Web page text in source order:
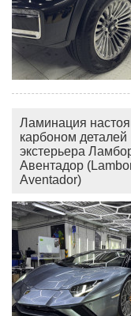
Ламинация
карбоном деталей
экстерьера
Авентадор
Aventador)